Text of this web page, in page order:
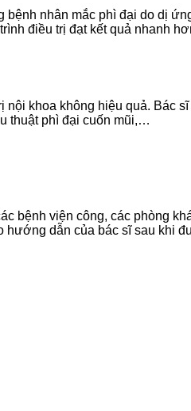
nhân mắc phì đại do dị
điều trị đạt kết quả nhanh
khoa không hiệu quả. Bác
thuật phì đại cuốn mũi,…
bệnh viện công, các phòng
hướng dẫn của bác sĩ sau khi